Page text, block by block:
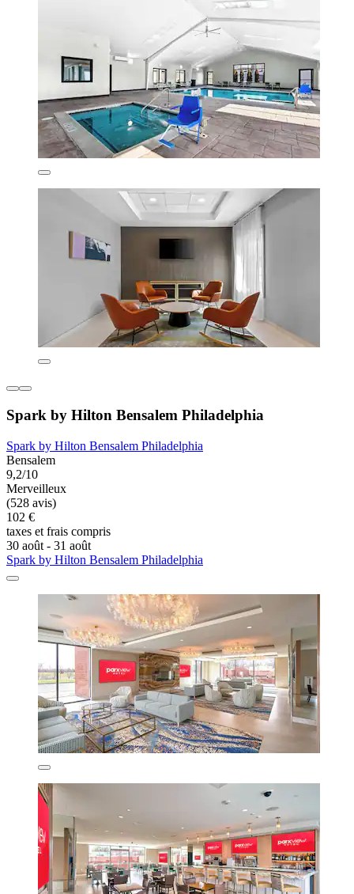
Spark by Hilton Bensalem Philadelphia
Spark by Hilton Bensalem Philadelphia
Bensalem
9,2/10
Merveilleux
(528 avis)
102 €
taxes et frais compris
30 août - 31 août
Spark by Hilton Bensalem Philadelphia